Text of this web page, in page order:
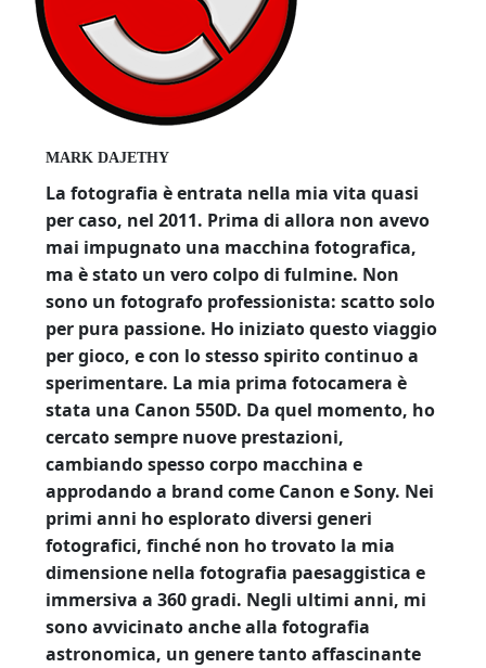
MARK DAJETHY
La fotografia è entrata nella mia vita quasi
per caso, nel 2011. Prima di allora non avevo
mai impugnato una macchina fotografica,
ma è stato un vero colpo di fulmine. Non
sono un fotografo professionista: scatto solo
per pura passione. Ho iniziato questo viaggio
per gioco, e con lo stesso spirito continuo a
sperimentare. La mia prima fotocamera è
stata una Canon 550D. Da quel momento, ho
cercato sempre nuove prestazioni,
cambiando spesso corpo macchina e
approdando a brand come Canon e Sony. Nei
primi anni ho esplorato diversi generi
fotografici, finché non ho trovato la mia
dimensione nella fotografia paesaggistica e
immersiva a 360 gradi. Negli ultimi anni, mi
sono avvicinato anche alla fotografia
astronomica, un genere tanto affascinante